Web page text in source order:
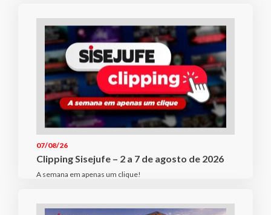
07/08/26
Clipping Sisejufe – 2 a 7 de agosto de 2026
A semana em apenas um clique!